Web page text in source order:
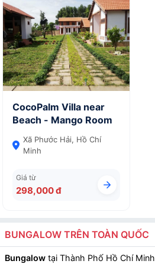
CocoPalm Villa near
Beach - Mango Room
Xã Phước Hải, Hồ Chí
Minh
Giá từ
298,000 đ
BUNGALOW TRÊN TOÀN QUỐC
Bungalow tại Thành Phố Hồ Chí Minh